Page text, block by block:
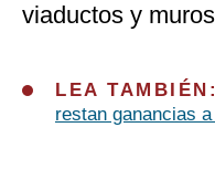
viaductos y
LEA TAMBIÉN:
restan ganancias